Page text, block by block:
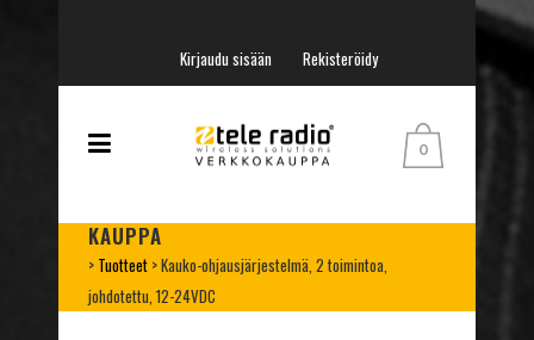
Kirjaudu sisään Rekisteröidy
0
KAUPPA
> Tuotteet >Kauko-ohjausjärjestelmä, 2 toimintoa,
johdotettu, 12-24VDC